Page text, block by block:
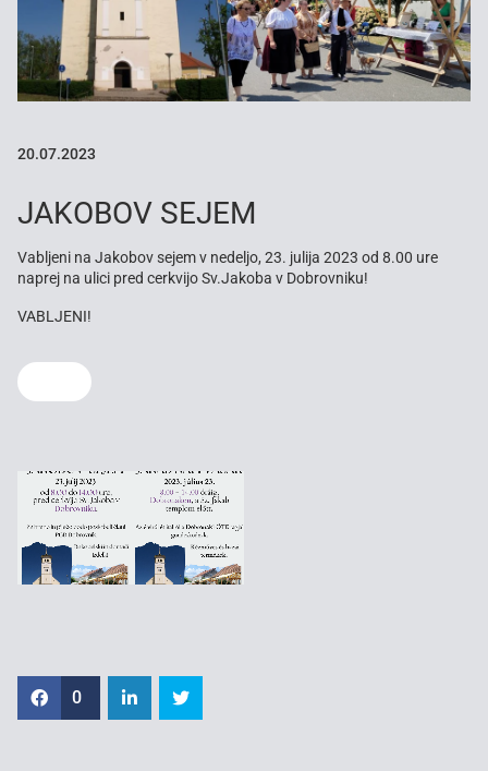
20.07.2023
JAKOBOV SEJEM
Vabljeni na Jakobov sejem v nedeljo, 23. julija 2023 od 8.00 ure
naprej na ulici pred cerkvijo Sv.Jakoba v Dobrovniku!
VABLJENI!
0